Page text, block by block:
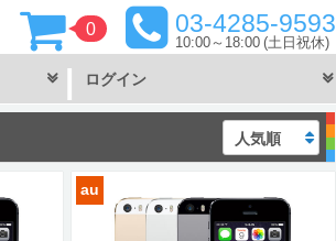
03-4285-9593
10:00～18:00 (土日祝休)
0
ログイン
au